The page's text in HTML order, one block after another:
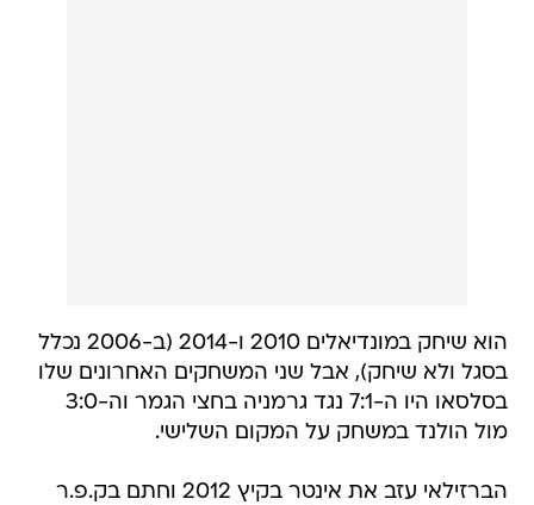
הוא שיחק במונדיאלים 2010 ו-2014 (ב-2006 נכלל
בסגל ולא שיחק), אבל שני המשחקים האחרונים שלו
בסלסאו היו ה-7:1 נגד גרמניה בחצי הגמר וה-3:0
מול הולנד במשחק על המקום השלישי.
הברזילאי עזב את אינטר בקיץ 2012 וחתם בק.פ.ר